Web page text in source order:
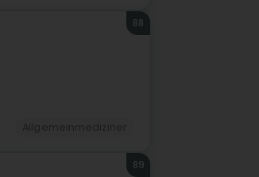
88
89